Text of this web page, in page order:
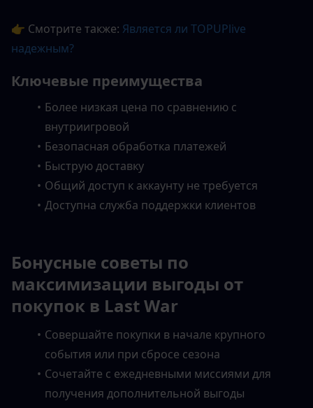
👉 Смотрите также: Является ли TOPUPlive
надежным?
Ключевые преимущества
Более низкая цена по сравнению с
внутриигровой
Безопасная обработка платежей
Быструю доставку
Общий доступ к аккаунту не требуется
Доступна служба поддержки клиентов
Бонусные советы по
максимизации выгоды от
покупок в Last War
Совершайте покупки в начале крупного
события или при сбросе сезона
Сочетайте с ежедневными миссиями для
получения дополнительной выгоды